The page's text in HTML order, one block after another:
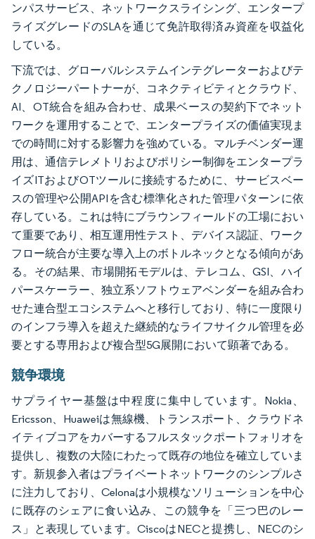
ンパスサービス、ネットワークスライシング、エンタープ
ライズグレードのSLAを通じて免許取得済み資産を収益化
している。
下流では、グローバルシステムインテグレーターおよびテ
クノロジーパートナーが、コネクティビティとクラウド、
AI、OT統合を組み合わせ、成果ベースの契約下でネット
ワークを運用することで、エンタープライズの価値実現ま
での時間に対する影響力を強めている。マルチベンダー運
用は、通信テレメトリおよびポリシー制御をエンタープラ
イズITおよびOTツールに接続するために、サービスベー
スの管理や公開APIを含む標準化された管理パターンに依
存している。これは特にブラウンフィールドの工場におい
て重要であり、相互運用性テスト、デバイス認証、ワーク
フロー統合が主要な導入上のボトルネックとなる傾向があ
る。その結果、市場開拓モデルは、テレコム、GSI、ハイ
パースケーラー、独立系ソフトウェアベンダーを組み合わ
せた連合型エコシステムへと移行しており、特に一度限り
のインフラ導入を超えた継続的なライフサイクル管理を必
要とする専用および複合型5G展開において顕著である。
競争環境
サプライヤー基盤は中程度に集中しています。Nokia、
Ericsson、Huaweiは無線機、トランスポート、クラウドネ
イティブコアをカバーするフルスタックポートフォリオを
提供し、複数の大陸にわたって既存の地位を確立していま
す。新規参入者はプライベートネットワークのシンプルさ
に注力しており、Celonaは小規模なソリューションを中心
に既存のシェアに食い込み、この競争を「三つ巴のレー
ス」と表現しています。CiscoはNECと提携し、NECのシ